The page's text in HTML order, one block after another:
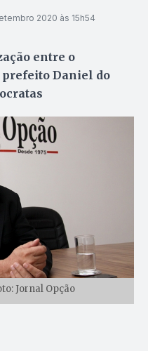
2020 às 15h54
entre o
prefeito Daniel do
Jornal Opção